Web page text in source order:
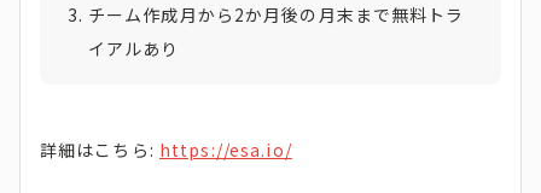
チーム作成月から2か月後の月末まで無料トラ
イアルあり
詳細はこちら: https://esa.io/